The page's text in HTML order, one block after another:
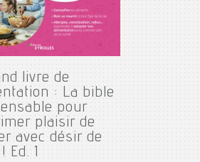
livre de
: La bible
pour
plaisir de
avec désir de
Ed. 1